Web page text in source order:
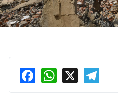
Facebook
WhatsApp
X